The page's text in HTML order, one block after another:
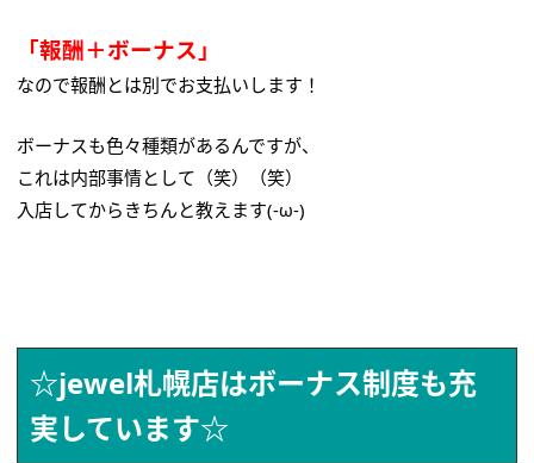
「報酬＋ボーナス」
なので報酬とは別でお支払いします！
ボーナスも色々種類があるんですが、
これは内部事情として（笑）（笑）
入店してからきちんと教えます(-ω-)
☆jewel札幌店はボーナス制度も充
実しています☆